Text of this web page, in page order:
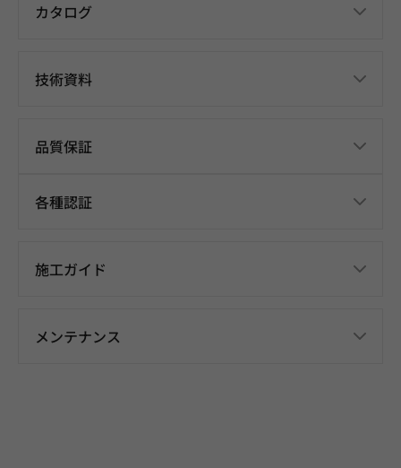
カタログ
技術資料
品質保証
各種認証
施工ガイド
メンテナンス